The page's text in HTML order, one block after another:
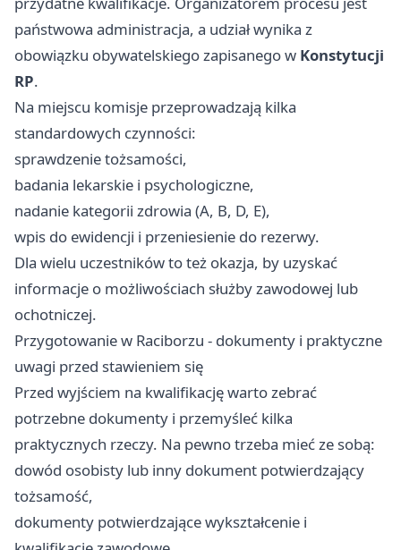
państwowa administracja, a udział wynika z
obowiązku obywatelskiego zapisanego w Konstytucji
RP.
Na miejscu komisje przeprowadzają kilka
standardowych czynności:
sprawdzenie tożsamości,
badania lekarskie i psychologiczne,
nadanie kategorii zdrowia (A, B, D, E),
wpis do ewidencji i przeniesienie do rezerwy.
Dla wielu uczestników to też okazja, by uzyskać
informacje o możliwościach służby zawodowej lub
ochotniczej.
Przygotowanie w Raciborzu - dokumenty i praktyczne
uwagi przed stawieniem się
Przed wyjściem na kwalifikację warto zebrać
potrzebne dokumenty i przemyśleć kilka
praktycznych rzeczy. Na pewno trzeba mieć ze sobą:
dowód osobisty lub inny dokument potwierdzający
tożsamość,
dokumenty potwierdzające wykształcenie i